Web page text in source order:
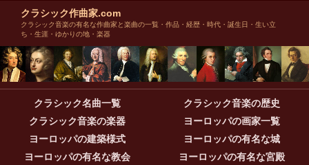
クラシック作曲家.com
クラシック音楽の有名な作曲家と楽曲の一覧・作品・経歴・時代・誕生日・生い立
ち・生涯・ゆかりの地・楽器
クラシック名曲一覧
クラシック音楽の歴史
クラシック音楽の楽器
ヨーロッパの画家一覧
ヨーロッパの建築様式
ヨーロッパの有名な城
ヨーロッパの有名な教会
ヨーロッパの有名な宮殿